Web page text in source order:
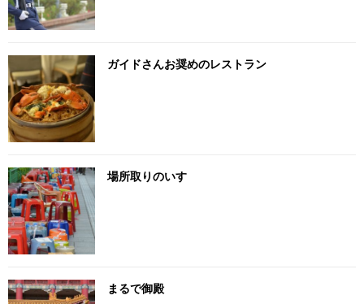
ガイドさんお奨めのレストラン
場所取りのいす
まるで御殿